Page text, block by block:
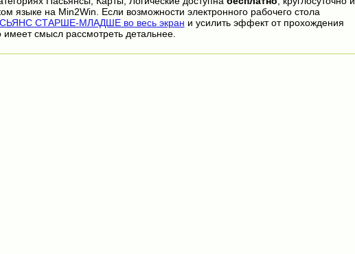
языке на Min2Win. Если возможности электронного рабочего стола
СТАРШЕ-МЛАДШЕ во весь экран и усилить эффект от прохождения
смысл рассмотреть детальнее.